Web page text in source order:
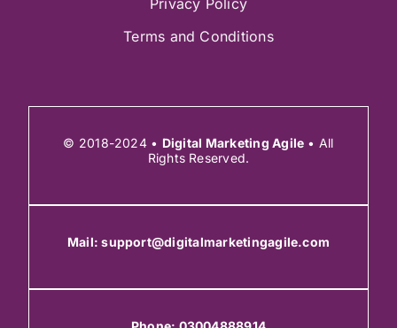
Terms and Conditions
© 2018-2024 • Digital Marketing Agile • All
Rights Reserved.
Mail:support@digitalmarketingagile.com